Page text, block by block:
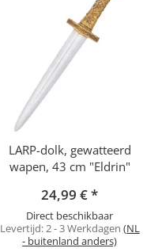
LARP-dolk, gewatteerd
wapen, 43 cm "Eldrin"
24,99 €*
Direct beschikbaar
Levertijd:2 - 3 Werkdagen (NL
- buitenland anders)